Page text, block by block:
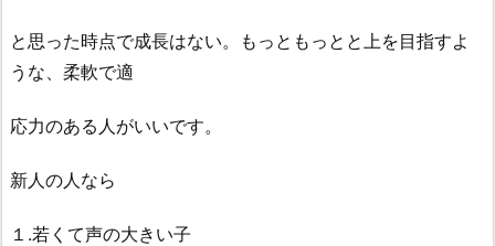
と思った時点で成長はない。もっともっとと上を目指すよ
うな、柔軟で適
応力のある人がいいです。
新人の人なら
１.若くて声の大きい子